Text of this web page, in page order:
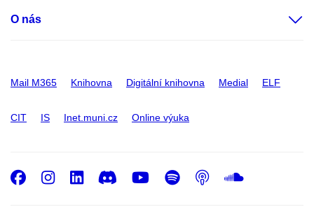
O nás
Mail M365 Knihovna Digitální knihovna Medial ELF
CIT IS Inet.muni.cz Online výuka
Facebook
Instagram
LinkedIn
DiscordYoutube
Spotify
Podcast